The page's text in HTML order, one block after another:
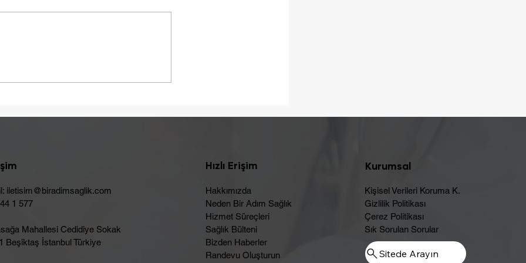
iletisim@biradimsaglik.com
1 577
Mahallesi Cedidiye Sokak
Beşiktaş İstanbul Türkiye
Hızlı Erişim
Hakkımızda
Neden Bir Adım Sağlık
Hizmet Süreçleri
Sağlık Bülteni
Bizden Haberler
Randevu Oluşturun​
Kurumsal
Kişisel Verileri Koruma K.
Gizlilik Politikası
Çerez Politikası
Sık Sorulan Sorular
Sitede Arayın